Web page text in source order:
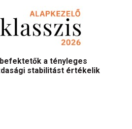
a tényleges
stabilitást értékelik